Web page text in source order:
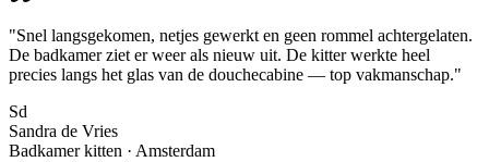
"Snel langsgekomen, netjes gewerkt en geen rommel achtergelaten.
De badkamer ziet er weer als nieuw uit. De kitter werkte heel
precies langs het glas van de douchecabine — top vakmanschap."
Sd
Sandra de Vries
Badkamer kitten · Amsterdam